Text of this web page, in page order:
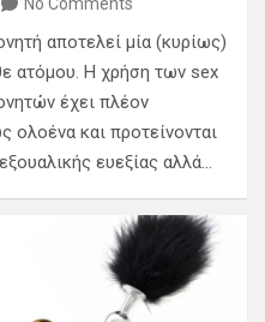
αποτελεί μία (κυρίως)
ατόμου. Η χρήση των sex
έχει πλέον
ολοένα και προτείνονται
ευεξίας αλλά…